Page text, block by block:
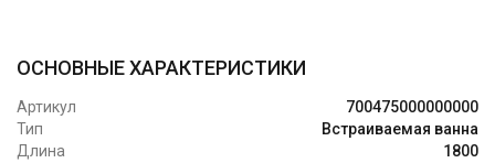
ОСНОВНЫЕ ХАРАКТЕРИСТИКИ
Артикул
700475000000000
Тип
Встраиваемая ванна
Длина
1800